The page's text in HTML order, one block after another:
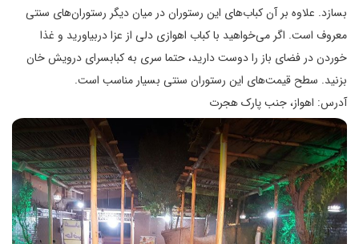
بسازد. علاوه بر آن کباب‌های این رستوران در میان دیگر رستوران‌های سنتی
معروف است. اگر می‌خواهید با کباب اهوازی دلی از عزا دربیاورید و غذا
خوردن در فضای باز را دوست دارید، حتما سری به کبابسرای درویش خان
بزنید. سطح قیمت‌های این رستوران سنتی بسیار مناسب است.
آدرس: اهواز، جنب پارک هجرت